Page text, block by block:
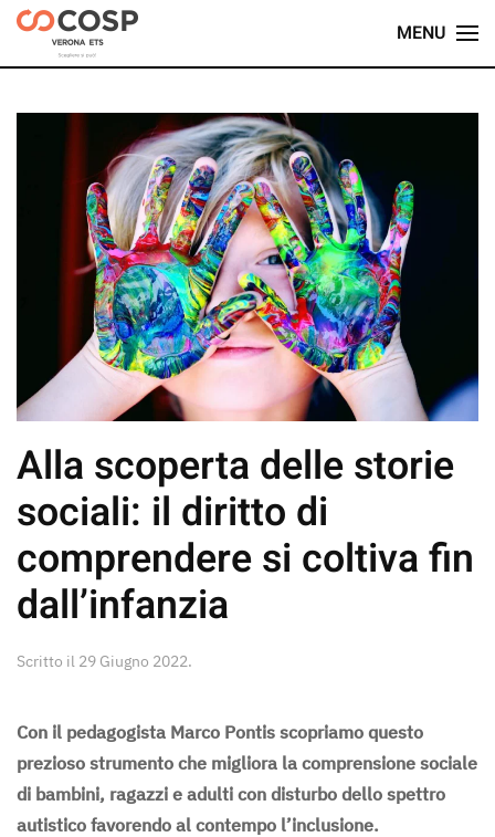
Skip
main
MENU
Alla scoperta delle storie
sociali: il diritto di
comprendere si coltiva fin
dall’infanzia
Scritto il 29 Giugno 2022.
Con il pedagogista Marco Pontis scopriamo questo
prezioso strumento che migliora la comprensione sociale
di bambini, ragazzi e adulti con disturbo dello spettro
autistico favorendo al contempo l’inclusione.